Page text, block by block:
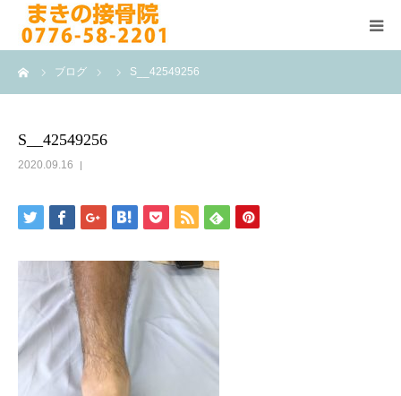
ブログ S__42549256
S__42549256
2020.09.16
HOME
医院案内
院長紹介
ブログ